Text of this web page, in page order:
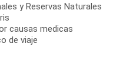
y Reservas Naturales
causas medicas
de viaje